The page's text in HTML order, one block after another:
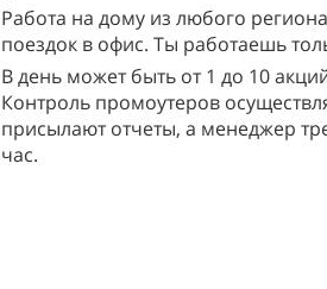
Работа на дому из любого
поездок в офис. Ты работаешь
В день может быть от 1 до 10
Контроль промоутеров
присылают отчеты, а менеджер
час.